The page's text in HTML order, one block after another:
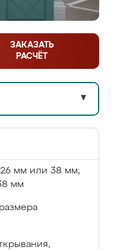
ЗАКАЗАТЬ
РАСЧЁТ
▼
26 мм или 38 мм;
мм